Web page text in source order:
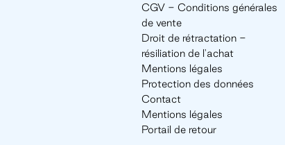
CGV - Conditions générales
de vente
Droit de rétractation -
résiliation de l'achat
Mentions légales
Protection des données
Contact
Mentions légales
Portail de retour